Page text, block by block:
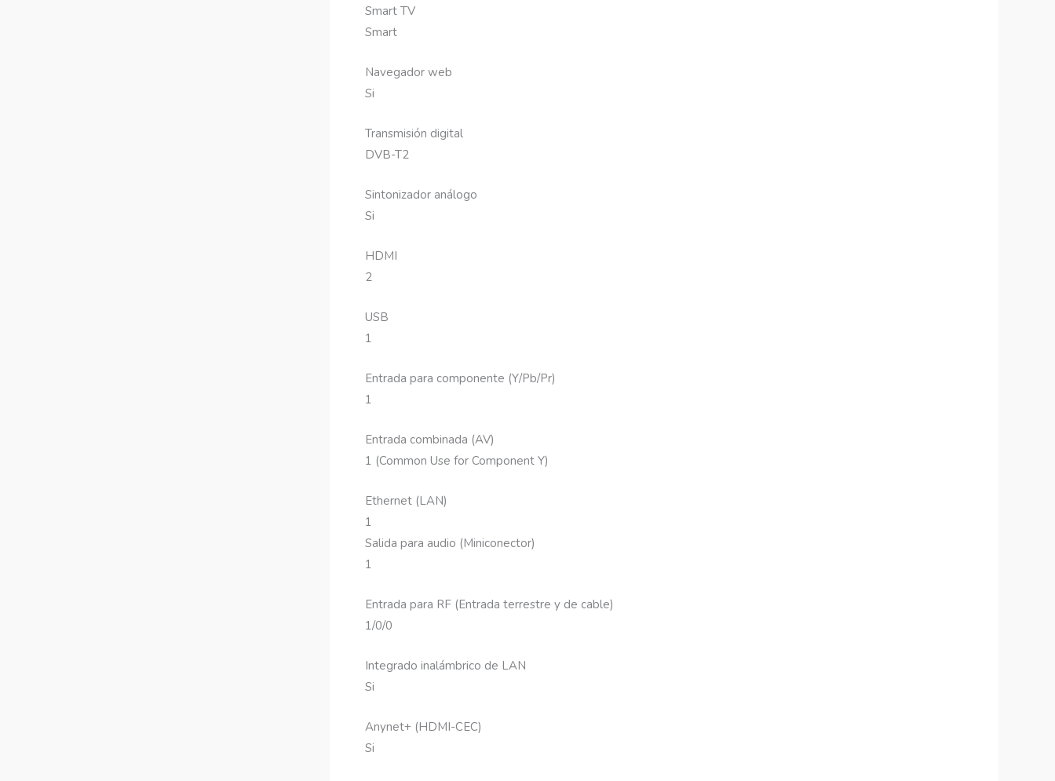
Smart TV
Smart
Navegador web
Si
Transmisión digital
DVB-T2
Sintonizador análogo
Si
HDMI
2
USB
1
Entrada para componente (Y/Pb/Pr)
1
Entrada combinada (AV)
1 (Common Use for Component Y)
Ethernet (LAN)
1
Salida para audio (Miniconector)
1
Entrada para RF (Entrada terrestre y de cable)
1/0/0
Integrado inalámbrico de LAN
Si
Anynet+ (HDMI-CEC)
Si